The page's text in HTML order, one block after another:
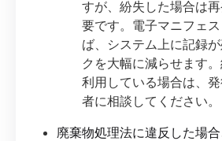
すが、紛失した場合は
要です。電子マニフェ
ば、システム上に記録
クを大幅に減らせます
利用している場合は、
者に相談してください。
廃棄物処理法に違反した場